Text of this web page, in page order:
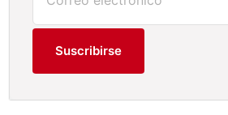
Suscribirse